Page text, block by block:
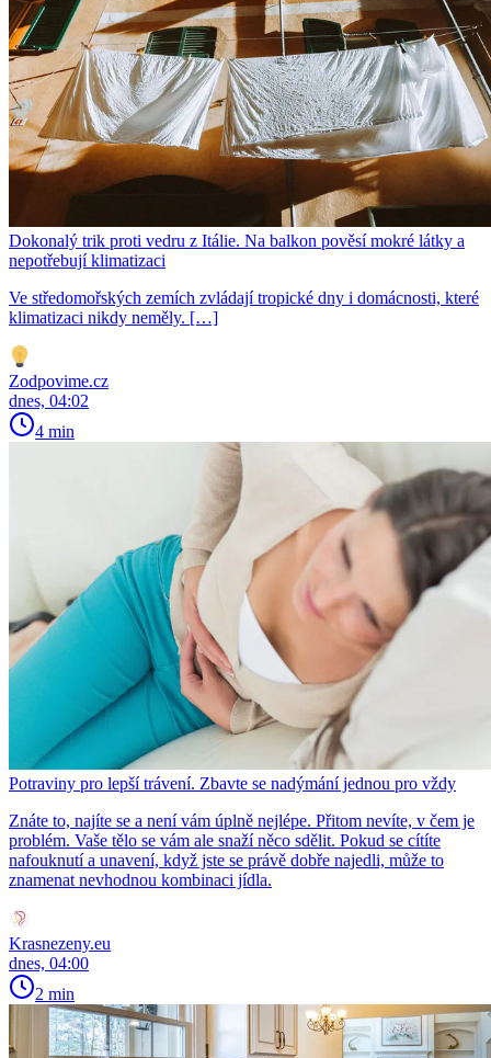
Dokonalý trik proti vedru z Itálie. Na balkon pověsí mokré látky a
nepotřebují klimatizaci
Ve středomořských zemích zvládají tropické dny i domácnosti, které
klimatizaci nikdy neměly. […]
Zodpovime.cz
dnes, 04:02
4 min
Potraviny pro lepší trávení. Zbavte se nadýmání jednou pro vždy
Znáte to, najíte se a není vám úplně nejlépe. Přitom nevíte, v čem je
problém. Vaše tělo se vám ale snaží něco sdělit. Pokud se cítíte
nafouknutí a unavení, když jste se právě dobře najedli, může to
znamenat nevhodnou kombinaci jídla.
Krasnezeny.eu
dnes, 04:00
2 min